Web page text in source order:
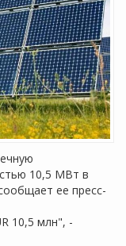
10,5 МВт в
ее пресс-
10,5 млн", -